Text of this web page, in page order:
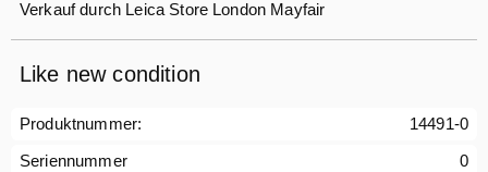
Verkauf durch Leica Store London Mayfair
Like new condition
Produktnummer:
14491-0
Seriennummer
0